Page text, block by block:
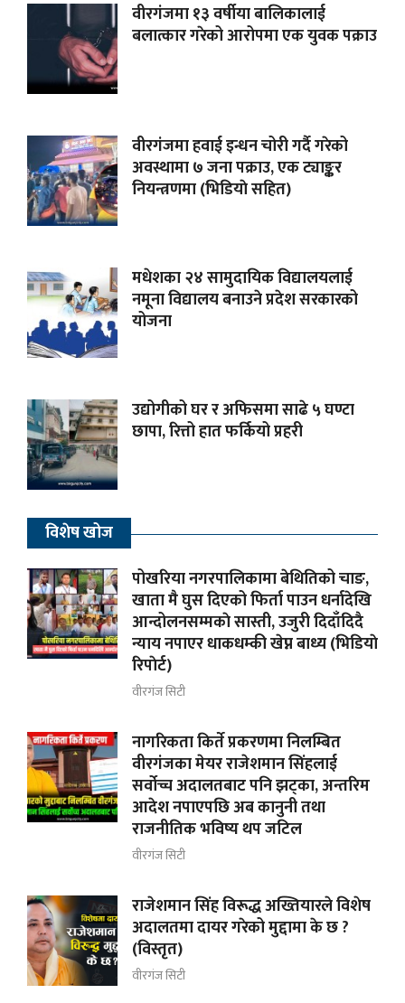
वीरगंजमा १३ वर्षीया बालिकालाई
बलात्कार गरेको आरोपमा एक युवक पक्राउ
वीरगंजमा हवाई इन्धन चोरी गर्दै गरेको
अवस्थामा ७ जना पक्राउ, एक ट्याङ्कर
नियन्त्रणमा (भिडियाे सहित)
मधेशका २४ सामुदायिक विद्यालयलाई
नमूना विद्यालय बनाउने प्रदेश सरकारको
योजना
उद्योगीको घर र अफिसमा साढे ५ घण्टा
छापा, रित्तो हात फर्कियो प्रहरी
विशेष खोज
पोखरिया नगरपालिकामा बेथितिको चाङ,
खाता मै घुस दिएको फिर्ता पाउन धर्नादेखि
आन्दोलनसम्मकाे सास्ती, उजुरी दिदाँदिदै
न्याय नपाएर धाकधम्की खेप्न बाध्य (भिडियाे
रिपाेर्ट)
वीरगंज सिटी
नागरिकता किर्ते प्रकरणमा निलम्बित
वीरगंजका मेयर राजेशमान सिंहलाई
सर्वोच्च अदालतबाट पनि झट्का, अन्तरिम
आदेश नपाएपछि अब कानुनी तथा
राजनीतिक भविष्य थप जटिल
वीरगंज सिटी
राजेशमान सिंह विरूद्ध अख्तियारले विशेष
अदालतमा दायर गरेको मुद्दामा के छ ?
(विस्तृत)
वीरगंज सिटी